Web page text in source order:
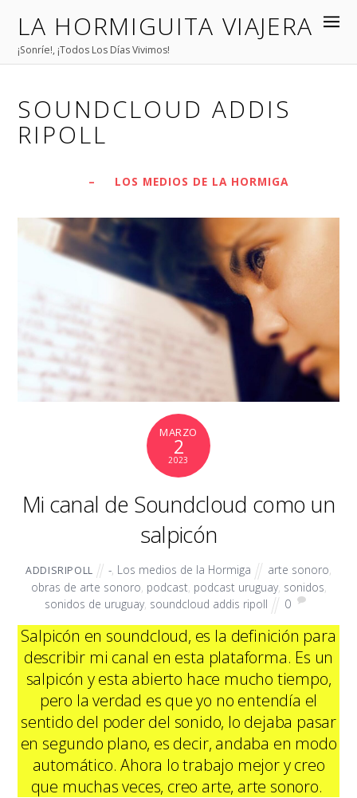
LA HORMIGUITA VIAJERA
¡Sonríe!, ¡Todos Los Días Vivimos!
SOUNDCLOUD ADDIS
RIPOLL
– LOS MEDIOS DE LA HORMIGA
MARZO
2
2023
Mi canal de Soundcloud como un
salpicón
ADDISRIPOLL - Los medios de la Hormiga arte sonoro
obras de arte sonoro, podcast, podcast uruguay, sonidos,
sonidos de uruguay, soundcloud addis ripoll 0
Salpicón en soundcloud, es la definición para
describir mi canal en esta plataforma. Es un
salpicón y esta abierto hace mucho tiempo,
pero la verdad es que yo no entendía el
sentido del poder del sonido, lo dejaba pasar
en segundo plano, es decir, andaba en modo
automático. Ahora lo trabajo mejor y creo
que muchas veces, creo arte, arte sonoro.